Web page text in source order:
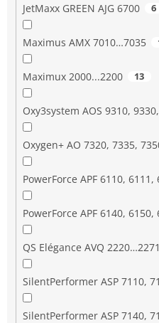
JetMaxx GREEN AJG 6700 6
Maximus AMX 7010…7035
Maximux 2000...2200 13
Oxy3system AOS 9310,
Oxygen+ AO 7320, 7335,
PowerForce APF 6110, 6111,
PowerForce APF 6140, 6150,
QS Elégance AVQ 2220…2271
SilentPerformer ASP 7110,
SilentPerformer ASP 7140,